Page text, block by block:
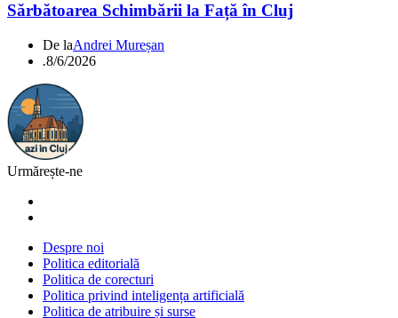
Sărbătoarea Schimbării la Față în Cluj
De laAndrei Mureșan
.8/6/2026
Urmărește-ne
Despre noi
Politica editorială
Politica de corecturi
Politica privind inteligența artificială
Politica de atribuire și surse